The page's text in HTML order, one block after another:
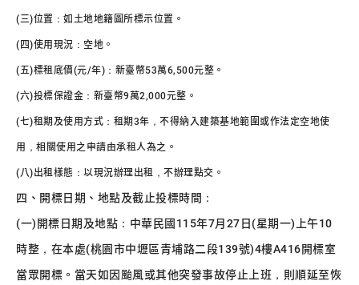
(三)位置：如土地地籍圖所標示位置。
(四)使用現況：空地。
(五)標租底價(元/年)：新臺幣53萬6,500元整。
(六)投標保證金：新臺幣9萬2,000元整。
(七)租期及使用方式：租期3年，不得納入建築基地範圍或作法定空地使
用，相關使用之申請由承租人為之。
(八)出租樣態：以現況辦理出租，不辦理點交。
四、開標日期、地點及截止投標時間：
(一)開標日期及地點：中華民國115年7月27日(星期一)上午10
時整，在本處(桃園市中壢區青埔路二段139號)4樓A416開標室
當眾開標。當天如因颱風或其他突發事故停止上班，則順延至恢